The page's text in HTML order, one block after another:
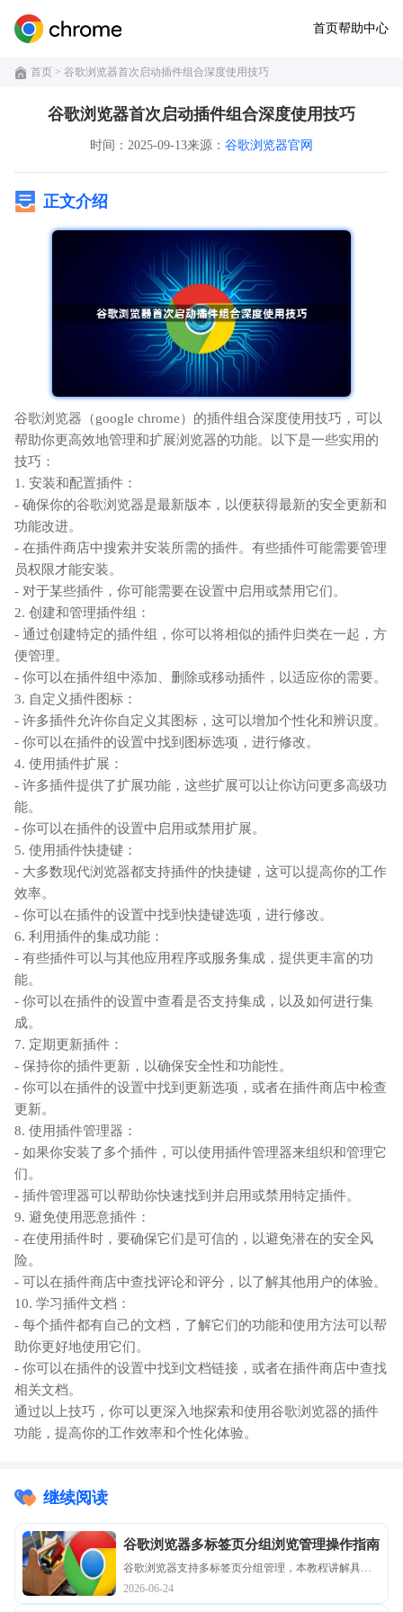
首页帮助中心
首页 > 谷歌浏览器首次启动插件组合深度使用技巧
谷歌浏览器首次启动插件组合深度使用技巧
时间：2025-09-13来源： 谷歌浏览器官网
正文介绍
谷歌浏览器（google chrome）的插件组合深度使用技巧，可以
帮助你更高效地管理和扩展浏览器的功能。以下是一些实用的
技巧：
1. 安装和配置插件：
- 确保你的谷歌浏览器是最新版本，以便获得最新的安全更新和
功能改进。
- 在插件商店中搜索并安装所需的插件。有些插件可能需要管理
员权限才能安装。
- 对于某些插件，你可能需要在设置中启用或禁用它们。
2. 创建和管理插件组：
- 通过创建特定的插件组，你可以将相似的插件归类在一起，方
便管理。
- 你可以在插件组中添加、删除或移动插件，以适应你的需要。
3. 自定义插件图标：
- 许多插件允许你自定义其图标，这可以增加个性化和辨识度。
- 你可以在插件的设置中找到图标选项，进行修改。
4. 使用插件扩展：
- 许多插件提供了扩展功能，这些扩展可以让你访问更多高级功
能。
- 你可以在插件的设置中启用或禁用扩展。
5. 使用插件快捷键：
- 大多数现代浏览器都支持插件的快捷键，这可以提高你的工作
效率。
- 你可以在插件的设置中找到快捷键选项，进行修改。
6. 利用插件的集成功能：
- 有些插件可以与其他应用程序或服务集成，提供更丰富的功
能。
- 你可以在插件的设置中查看是否支持集成，以及如何进行集
成。
7. 定期更新插件：
- 保持你的插件更新，以确保安全性和功能性。
- 你可以在插件的设置中找到更新选项，或者在插件商店中检查
更新。
8. 使用插件管理器：
- 如果你安装了多个插件，可以使用插件管理器来组织和管理它
们。
- 插件管理器可以帮助你快速找到并启用或禁用特定插件。
9. 避免使用恶意插件：
- 在使用插件时，要确保它们是可信的，以避免潜在的安全风
险。
- 可以在插件商店中查找评论和评分，以了解其他用户的体验。
10. 学习插件文档：
- 每个插件都有自己的文档，了解它们的功能和使用方法可以帮
助你更好地使用它们。
- 你可以在插件的设置中找到文档链接，或者在插件商店中查找
相关文档。
通过以上技巧，你可以更深入地探索和使用谷歌浏览器的插件
功能，提高你的工作效率和个性化体验。
继续阅读
谷歌浏览器多标签页分组浏览管理操作指南
谷歌浏览器支持多标签页分组管理，本教程讲解具体
操作方法。用户可高效组织标签页，实现更流畅的多
页面浏览体验。
2026-06-24